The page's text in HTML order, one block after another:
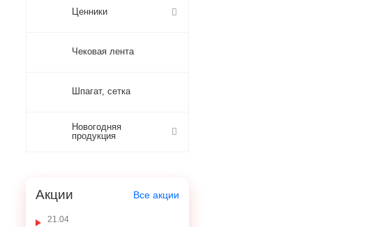
Ценники
Чековая лента
Шпагат, сетка
Новогодняя
продукция
Акции Все акции
21.04